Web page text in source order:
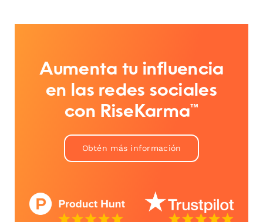
Aumenta tu influencia
en las redes sociales
con RiseKarma™
Obtén más información